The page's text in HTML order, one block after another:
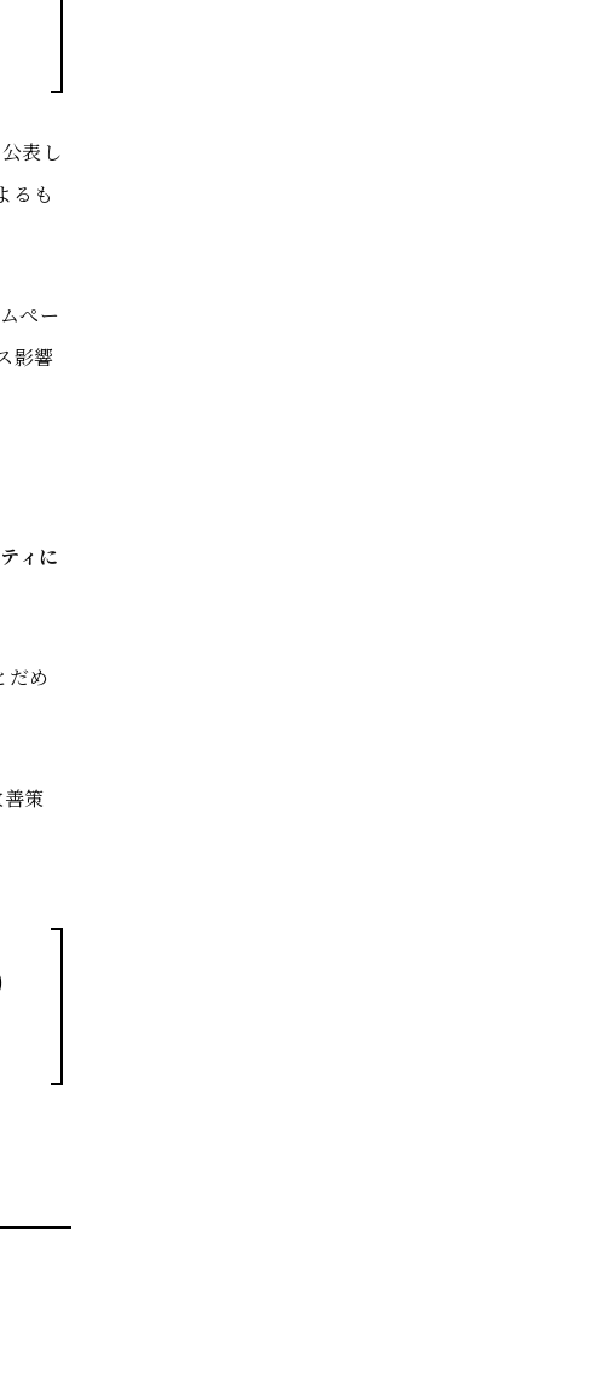
表し
るも
ぺー
影響
ィに
だめ
策